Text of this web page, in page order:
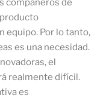
compañeros de
equipo. Por lo tanto,
es una necesidad.
el
realmente difícil.
es